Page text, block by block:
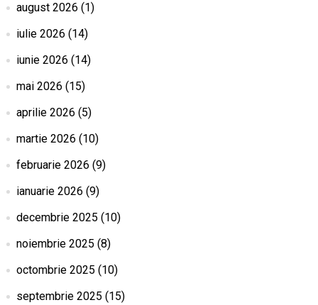
august 2026 (1)
iulie 2026 (14)
iunie 2026 (14)
mai 2026 (15)
aprilie 2026 (5)
martie 2026 (10)
februarie 2026 (9)
ianuarie 2026 (9)
decembrie 2025 (10)
noiembrie 2025 (8)
octombrie 2025 (10)
septembrie 2025 (15)